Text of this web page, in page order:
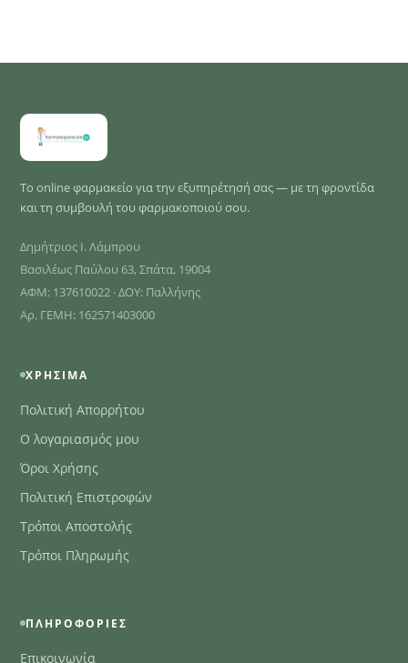
Το online φαρμακείο για την εξυπηρέτησή σας — με τη φροντίδα
και τη συμβουλή του φαρμακοποιού σου.
Δημήτριος Ι. Λάμπρου
Βασιλέως Παύλου 63, Σπάτα, 19004
ΑΦΜ: 137610022 · ΔΟΥ: Παλλήνης
Αρ. ΓΕΜΗ: 162571403000
ΧΡΉΣΙΜΑ
Πολιτική Απορρήτου
Ο λογαριασμός μου
Όροι Χρήσης
Πολιτική Επιστροφών
Τρόποι Αποστολής
Τρόποι Πληρωμής
ΠΛΗΡΟΦΟΡΊΕΣ
Επικοινωνία